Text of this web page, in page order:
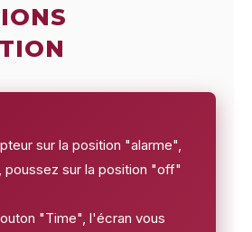
sur la position "alarme",
poussez sur la position "off"
"Time", l'écran vous